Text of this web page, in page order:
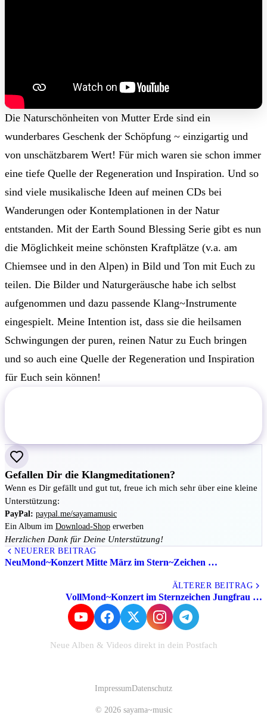
Die Naturschönheiten von Mutter Erde sind ein
wunderbares Geschenk der Schöpfung ~ einzigartig und
von unschätzbarem Wert! Für mich waren sie schon immer
eine tiefe Quelle der Regeneration und Inspiration. Und so
sind viele musikalische Ideen auf meinen CDs bei
Wanderungen oder Kontemplationen in der Natur
entstanden. Mit der Earth Sound Blessing Serie gibt es nun
die Möglichkeit meine schönsten Kraftplätze (v.a. am
Chiemsee und in den Alpen) in Bild und Ton mit Euch zu
teilen. Die Bilder und Naturgeräusche habe ich selbst
aufgenommen und dazu passende Klang~Instrumente
eingespielt. Meine Intention ist, dass sie die heilsamen
Schwingungen der puren, reinen Natur zu Euch bringen
und so auch eine Quelle der Regeneration und Inspiration
für Euch sein können!
Gefallen Dir die Klangmeditationen?
Wenn es Dir gefällt und gut tut, freue ich mich sehr über eine kleine
Unterstützung:
PayPal: paypal.me/sayamamusic
Ein Album im Download-Shop erwerben
Herzlichen Dank für Deine Unterstützung!
NEUERER BEITRAG
NeuMond~Konzert Mitte März im Stern~Zeichen …
ÄLTERER BEITRAG
VollMond~Konzert im Sternzeichen Jungfrau …
Neue Alben & Videos direkt in dein Postfach
ImpressumDatenschutz
© 2026 sayama~music